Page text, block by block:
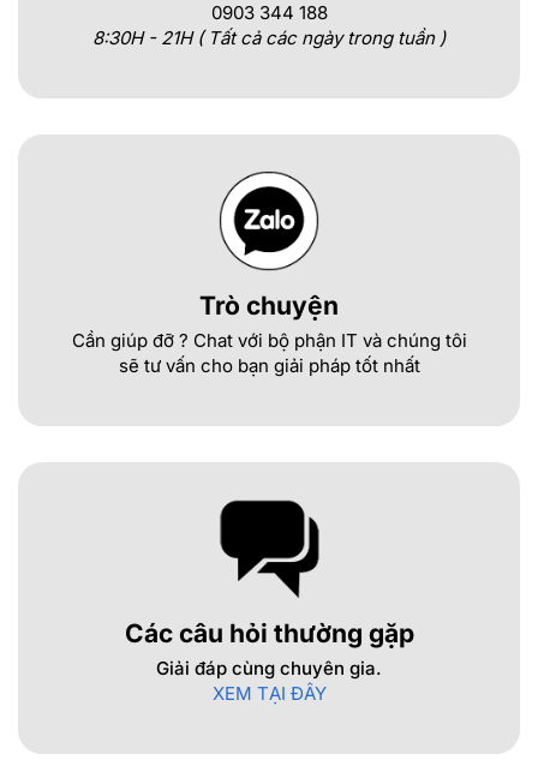
0903 344 188
8:30H - 21H ( Tất cả các ngày trong tuần )
Trò chuyện
Cần giúp đỡ ? Chat với bộ phận IT và chúng tôi
sẽ tư vấn cho bạn giải pháp tốt nhất
Các câu hỏi thường gặp
Giải đáp cùng chuyên gia.
XEM TẠI ĐÂY